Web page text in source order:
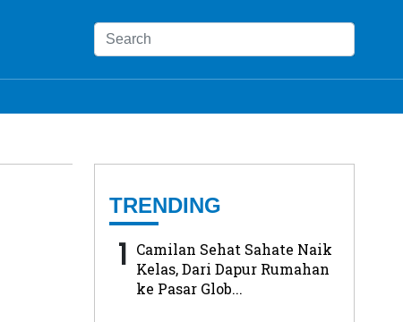
TRENDING
1 Camilan Sehat Sahate Naik
Kelas, Dari Dapur Rumahan
ke Pasar Glob...